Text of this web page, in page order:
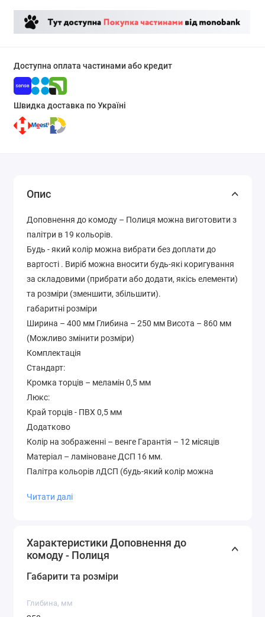
Доступна оплата частинами або кредит
Швидка доставка по Україні
Опис
Доповнення до комоду – Полиця можна виготовити з
палітри в 19 кольорів.
Будь - який колір можна вибрати без доплати до
вартості . Виріб можна вносити будь-які коригування
за складовими (прибрати або додати, якісь елементи)
та розміри (зменшити, збільшити).
габаритні розміри
Ширина – 400 мм Глибина – 250 мм Висота – 860 мм
(Можливо змінити розміри)
Комплектація
Стандарт:
Кромка торців – меламін 0,5 мм
Люкс:
Край торців - ПВХ 0,5 мм
Додатково
Колір на зображенні – венге Гарантія – 12 місяців
Матеріал – ламіноване ДСП 16 мм.
Палітра кольорів лДСП (будь-який колір можна
Читати далі
Характеристики Доповнення до
комоду - Полиця
Габарити та розміри
Глибина, мм